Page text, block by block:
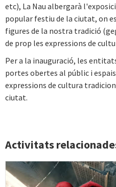
etc), La Nau albergarà
popular festiu de la ciutat, on
figures de la nostra tradició
de prop les expressions de
Per a la inauguració, les
portes obertes al públic i
expressions de cultura
ciutat.
Activitats